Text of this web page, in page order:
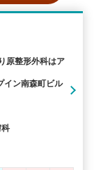
原整形外科はア
イン南森町ビル